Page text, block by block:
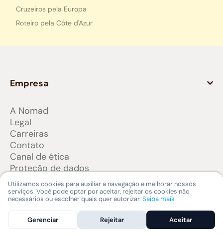
Cruzeiros pela Europa
Roteiro pela Côte d'Azur
Empresa
A Nomad
Legal
Carreiras
Contato
Canal de ética
Proteção de dados
Tarifas Nomad
Produtos e serviços
Conta internacional
Utilizamos cookies para auxiliar a navegação e melhorar nossos
serviços. Você pode optar por aceitar, rejeitar os cookies não
necessários ou escolher quais quer autorizar. Saiba mais
Gerenciar Rejeitar Aceitar